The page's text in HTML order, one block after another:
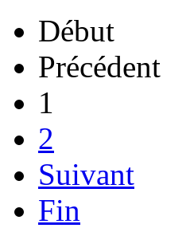
Début
Précédent
1
2
Suivant
Fin